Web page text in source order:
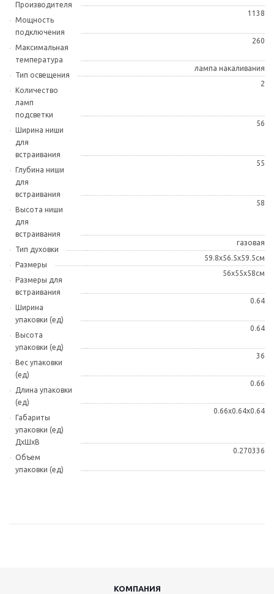
Производителя
Мощность
подключения
1138
Максимальная
температура
260
Тип освещения
лампа накаливания
Количество
ламп
подсветки
2
Ширина ниши
для
встраивания
56
Глубина ниши
для
встраивания
55
Высота ниши
для
встраивания
58
Тип духовки
газовая
Размеры
59.8x56.5x59.5см
Размеры для
встраивания
56x55x58см
Ширина
упаковки (ед)
0.64
Высота
упаковки (ед)
0.64
Вес упаковки
(ед)
36
Длина упаковки
(ед)
0.66
Габариты
упаковки (ед)
ДхШхВ
0.66x0.64x0.64
Объем
упаковки (ед)
0.270336
КОМПАНИЯ